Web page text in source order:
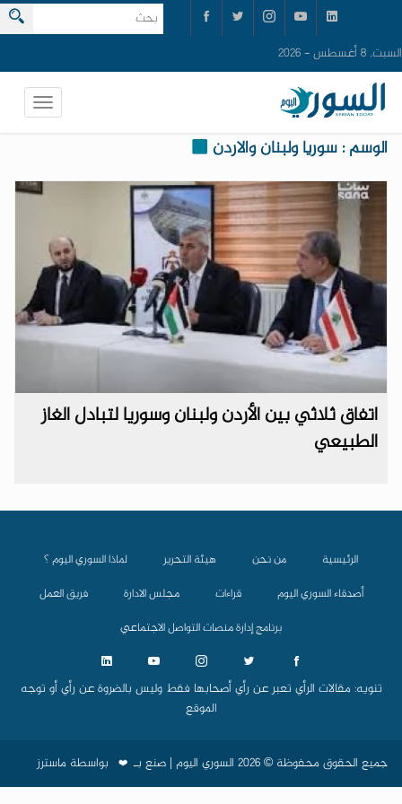
السبت, 8 أغسطس - 2026
الوسم : سوريا ولبنان والاردن
اتفاق ثلاثي بين الأردن ولبنان وسوريا لتبادل الغاز
الطبيعي
الرئيسية من نحن هيئة التحرير
لماذا السوري اليوم ؟
أصدقاء السوري اليوم
قراءات مجلس الادارة
فريق العمل
برنامج إدارة منصات التواصل الاجتماعي
تنويه: مقالات الرأي تعبر عن رأي أصحابها فقط وليس بالضروة عن رأي أو توجه
الموقع
جميع الحقوق محفوظة © 2026 السوري اليوم | صنع بـ ❤️ بواسطة ماسترز